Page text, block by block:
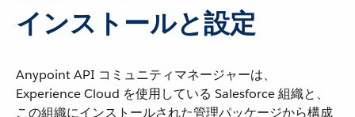
インストールと設定
Anypoint API コミュニティマネージャーは、
Experience Cloud を使用している Salesforce 組織と、
この組織にインストールされた管理パッケージから構成